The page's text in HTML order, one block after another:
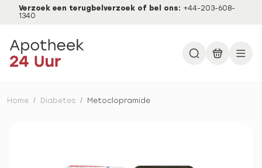
Verzoek een terugbelverzoek of bel ons: +44-203-608-
1340
Home / Diabetes / Metoclopramide